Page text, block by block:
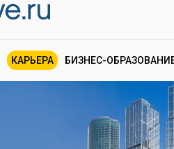
КАРЬЕРА БИЗНЕС-